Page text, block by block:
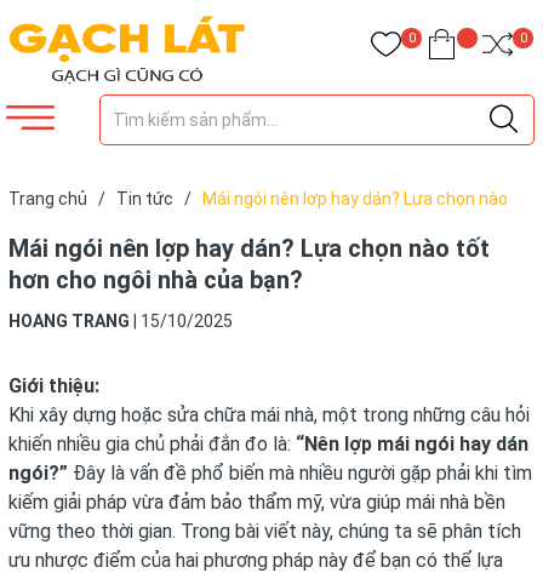
0 0
Trang chủ / Tin tức /
Mái ngói nên lợp hay dán? Lựa chọn nào
Mái ngói nên lợp hay dán? Lựa chọn nào tốt
hơn cho ngôi nhà của bạn?
HOANG TRANG 15/10/2025
Giới thiệu:
Khi xây dựng hoặc sửa chữa mái nhà, một trong những câu hỏi
khiến nhiều gia chủ phải đắn đo là: “Nên lợp mái ngói hay dán
ngói?” Đây là vấn đề phổ biến mà nhiều người gặp phải khi tìm
kiếm giải pháp vừa đảm bảo thẩm mỹ, vừa giúp mái nhà bền
vững theo thời gian. Trong bài viết này, chúng ta sẽ phân tích
ưu nhược điểm của hai phương pháp này để bạn có thể lựa